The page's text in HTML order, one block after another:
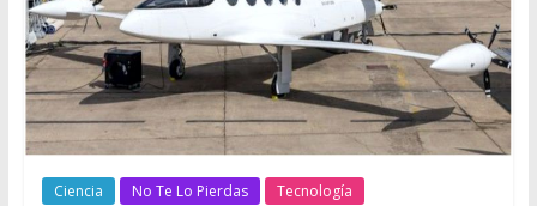
Ciencia No Te Lo Pierdas Tecnología